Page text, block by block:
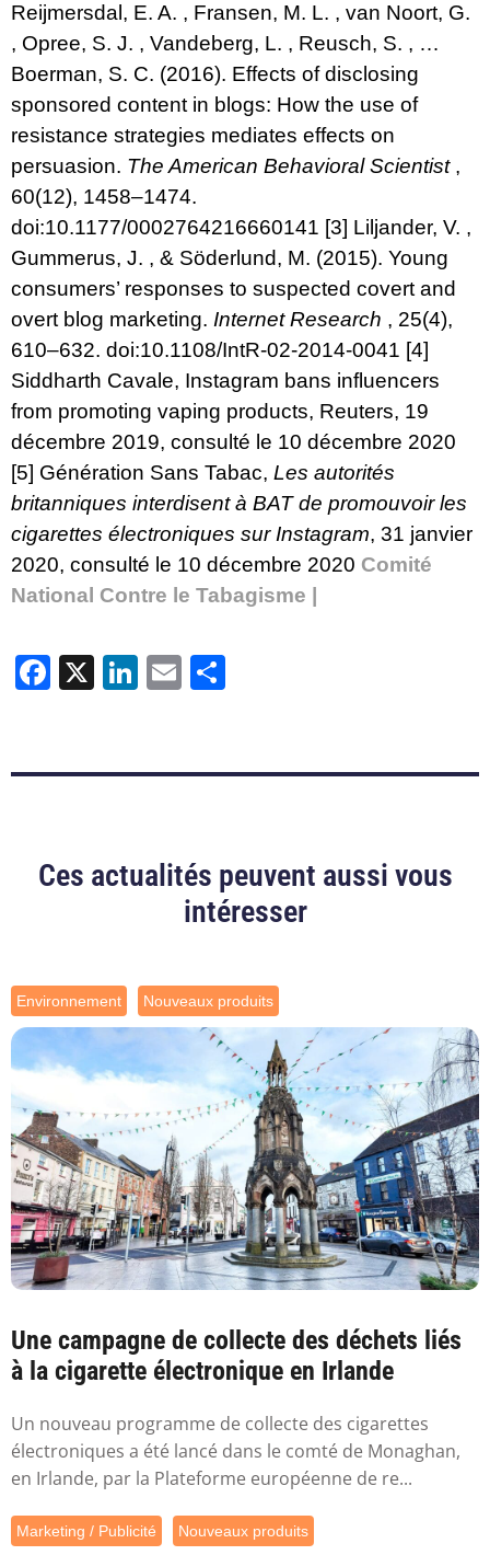
Reijmersdal, E. A. , Fransen, M. L. , van Noort, G.
, Opree, S. J. , Vandeberg, L. , Reusch, S. , …
Boerman, S. C. (2016). Effects of disclosing
sponsored content in blogs: How the use of
resistance strategies mediates effects on
persuasion. The American Behavioral Scientist,
60(12), 1458–1474.
doi:10.1177/0002764216660141 [3] Liljander, V. ,
Gummerus, J. , & Söderlund, M. (2015). Young
consumers’ responses to suspected covert and
overt blog marketing. Internet Research , 25(4),
610–632. doi:10.1108/IntR-02-2014-0041 [4]
Siddharth Cavale, Instagram bans influencers
from promoting vaping products, Reuters, 19
décembre 2019, consulté le 10 décembre 2020
[5] Génération Sans Tabac, Les autorités
britanniques interdisent à BAT de promouvoir les
cigarettes électroniques sur Instagram, 31 janvier
2020, consulté le 10 décembre 2020 Comité
National Contre le Tabagisme |
Facebook
X LinkedIn
Email
Ces actualités peuvent aussi vous
intéresser
Environnement Nouveaux produits
Une campagne de collecte des déchets liés
à la cigarette électronique en Irlande
Un nouveau programme de collecte des cigarettes
électroniques a été lancé dans le comté de Monaghan,
en Irlande, par la Plateforme européenne de re...
Marketing / Publicité Nouveaux produits